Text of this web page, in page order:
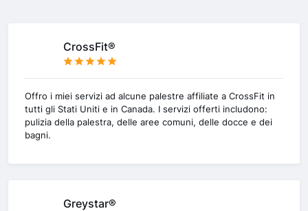
CrossFit®
Offro i miei servizi ad alcune palestre affiliate a CrossFit in
tutti gli Stati Uniti e in Canada. I servizi offerti includono:
pulizia della palestra, delle aree comuni, delle docce e dei
bagni.
Greystar®